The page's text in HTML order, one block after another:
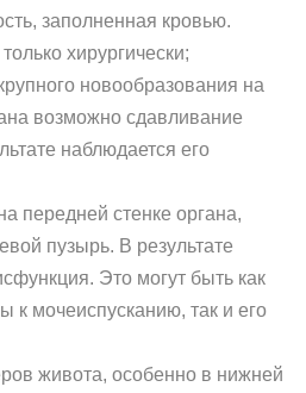
заполненная кровью.
хирургически;
новообразования на
возможно сдавливание
наблюдается его
передней стенке органа,
пузырь. В результате
Это могут быть как
к мочеиспусканию, так и его
живота, особенно в нижней